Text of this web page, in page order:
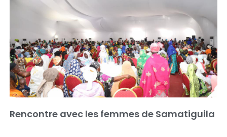
Rencontre avec les femmes de Samatiguila